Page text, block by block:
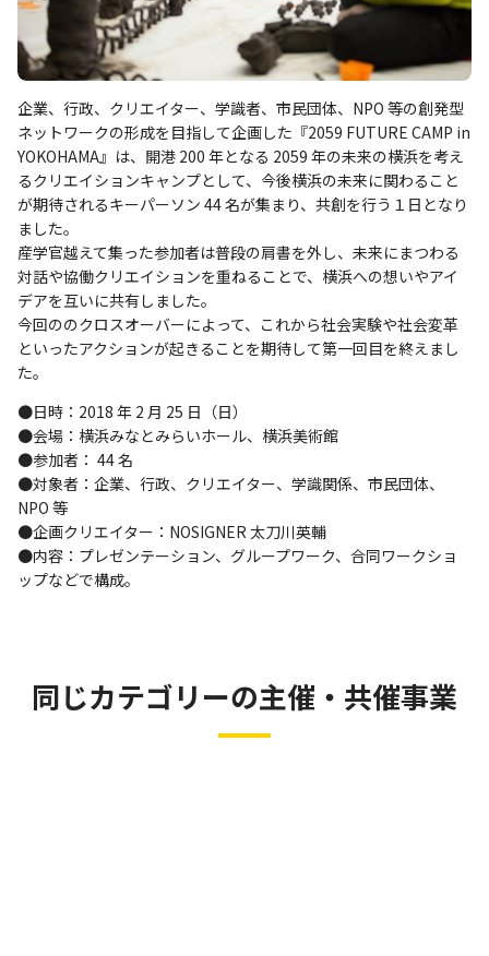
企業、行政、クリエイター、学識者、市民団体、NPO 等の創発型
ネットワークの形成を目指して企画した『2059 FUTURE CAMP in
YOKOHAMA』は、開港 200 年となる 2059 年の未来の横浜を考え
るクリエイションキャンプとして、今後横浜の未来に関わること
が期待されるキーパーソン 44 名が集まり、共創を行う１日となり
ました。
産学官越えて集った参加者は普段の肩書を外し、未来にまつわる
対話や協働クリエイションを重ねることで、横浜への想いやアイ
デアを互いに共有しました。
今回ののクロスオーバーによって、これから社会実験や社会変革
といったアクションが起きることを期待して第一回目を終えまし
た。
●日時：2018 年 2 月 25 日（日）
●会場：横浜みなとみらいホール、横浜美術館
●参加者： 44 名
●対象者：企業、行政、クリエイター、学識関係、市民団体、
NPO 等
●企画クリエイター：NOSIGNER 太刀川英輔
●内容：プレゼンテーション、グループワーク、合同ワークショ
ップなどで構成。
同じカテゴリーの主催・共催事業